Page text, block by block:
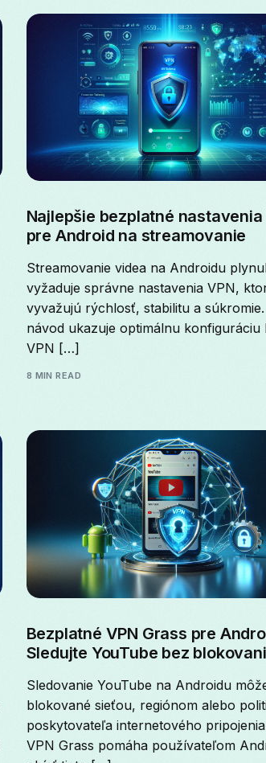
Najlepšie bezplatné nastavenia
pre Android na streamovanie
Streamovanie videa na Androidu
vyžaduje správne nastavenia VPN,
vyvažujú rýchlosť, stabilitu a
návod ukazuje optimálnu konfiguráciu
VPN […]
8 MIN READ
Bezplatné VPN Grass pre
Sledujte YouTube bez
Sledovanie YouTube na Androidu
blokované sieťou, regiónom alebo
poskytovateľa internetového
VPN Grass pomáha používateľom